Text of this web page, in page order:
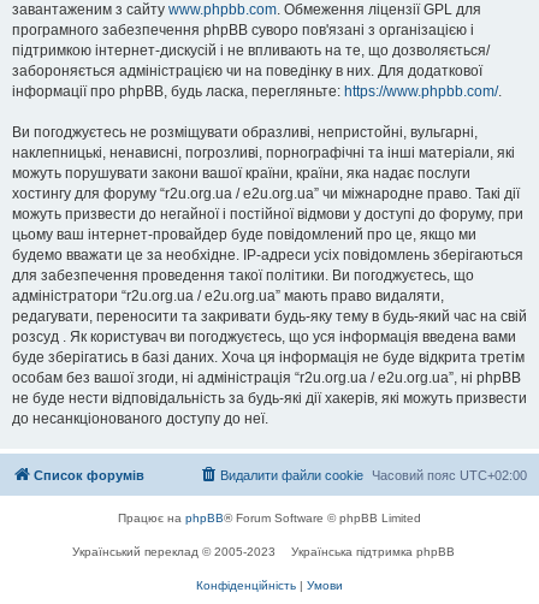
завантаженим з сайту www.phpbb.com. Обмеження ліцензії GPL для
програмного забезпечення phpBB суворо пов'язані з організацією і
підтримкою інтернет-дискусій і не впливають на те, що дозволяється/
забороняється адміністрацією чи на поведінку в них. Для додаткової
інформації про phpBB, будь ласка, перегляньте: https://www.phpbb.com/.
Ви погоджуєтесь не розміщувати образливі, непристойні, вульгарні,
наклепницькі, ненависні, погрозливі, порнографічні та інші матеріали, які
можуть порушувати закони вашої країни, країни, яка надає послуги
хостингу для форуму “r2u.org.ua / e2u.org.ua” чи міжнародне право. Такі дії
можуть призвести до негайної і постійної відмови у доступі до форуму, при
цьому ваш інтернет-провайдер буде повідомлений про це, якщо ми
будемо вважати це за необхідне. IP-адреси усіх повідомлень зберігаються
для забезпечення проведення такої політики. Ви погоджуєтесь, що
адміністратори “r2u.org.ua / e2u.org.ua” мають право видаляти,
редагувати, переносити та закривати будь-яку тему в будь-який час на свій
розсуд . Як користувач ви погоджуєтесь, що уся інформація введена вами
буде зберігатись в базі даних. Хоча ця інформація не буде відкрита третім
особам без вашої згоди, ні адміністрація “r2u.org.ua / e2u.org.ua”, ні phpBB
не буде нести відповідальність за будь-які дії хакерів, які можуть призвести
до несанкціонованого доступу до неї.
Список форумів Часовий пояс UTC+02:00
Видалити файли cookie
Працює на phpBB® Forum Software © phpBB Limited
Український переклад © 2005-2023 Українська підтримка phpBB
Конфіденційність | Умови